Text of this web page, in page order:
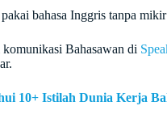
bahasa Inggris tanpa
Bahasawan di
10+ Istilah Dunia Kerja